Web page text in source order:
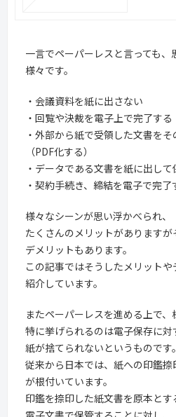
一言でペーパーレスと言っても
様々です。
・会議資料を紙に出さない
・回覧や決裁を電子上で完了する
・外部から紙で受領した文書を
（PDF化する）
・データである文書を紙に出し
・契約手続き、締結を電子で完了
様々なシーンが思い浮かべられ、
たくさんのメリットがありますが
デメリットもあります。
この記事ではそうしたメリット
紹介しています。
またペーパーレスを進める上で、
特に挙げられるのは電子保存に対
紙が捨てられないというものです。
従来から日本では、紙への印鑑
が根付いています。
印鑑を捺印した紙文書を原本とす